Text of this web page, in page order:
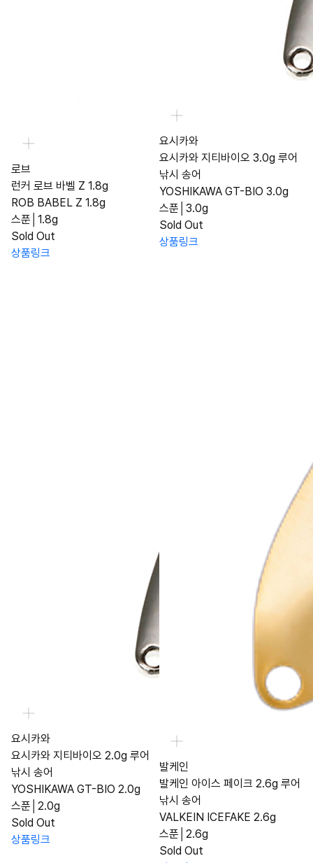
로브
런커 로브 바벨 Z 1.8g
ROB BABEL Z 1.8g
스푼│1.8g
Sold Out
상품링크
요시카와
요시카와 지티바이오 3.0g 루어
낚시 송어
YOSHIKAWA GT-BIO 3.0g
스푼│3.0g
Sold Out
상품링크
요시카와
요시카와 지티바이오 2.0g 루어
낚시 송어
YOSHIKAWA GT-BIO 2.0g
스푼│2.0g
Sold Out
상품링크
발케인
발케인 아이스 페이크 2.6g 루어
낚시 송어
VALKEIN ICEFAKE 2.6g
스푼│2.6g
Sold Out